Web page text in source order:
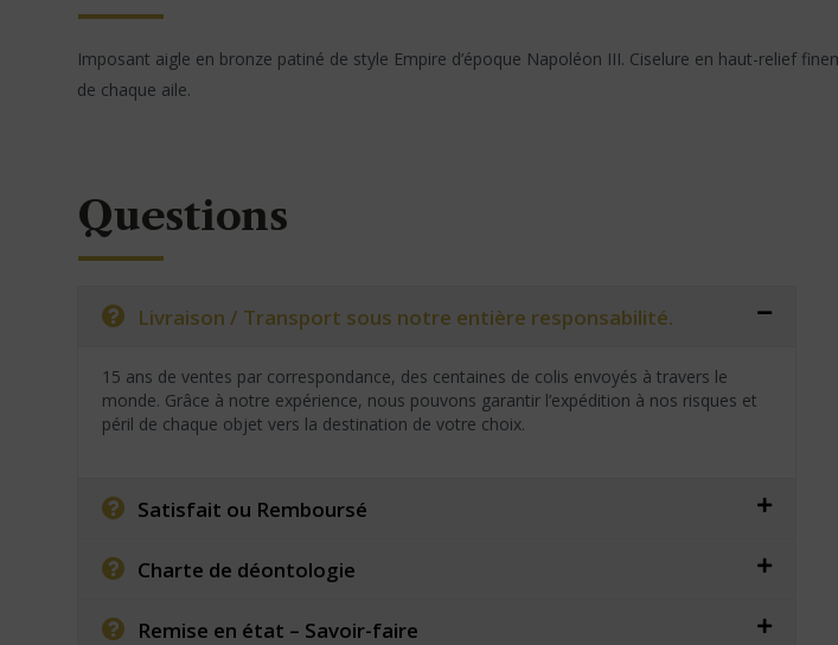
Imposant aigle en bronze patiné de style Empire d’époque Napoléon III. Ciselure en haut-relief
de chaque aile.
Questions
Livraison / Transport sous notre entière responsabilité.
15 ans de ventes par correspondance, des centaines de colis envoyés à travers le
monde. Grâce à notre expérience, nous pouvons garantir l’expédition à nos risques et
péril de chaque objet vers la destination de votre choix.
Satisfait ou Remboursé
Charte de déontologie
Remise en état – Savoir-faire